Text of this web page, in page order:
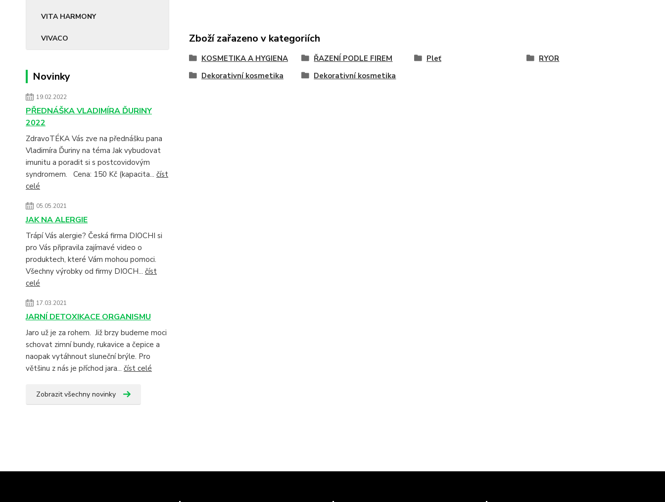
VITA HARMONY
VIVACO
Novinky
19.02.2022
PŘEDNÁŠKA VLADIMÍRA ĎURINY
2022
ZdravoTÉKA Vás zve na přednášku pana
Vladimíra Ďuriny na téma Jak vybudovat
imunitu a poradit si s postcovidovým
syndromem. Cena: 150 Kč (kapacita... číst
celé
05.05.2021
JAK NA ALERGIE
Trápí Vás alergie? Česká firma DIOCHI si
pro Vás připravila zajímavé video o
produktech, které Vám mohou pomoci.
Všechny výrobky od firmy DIOCH... číst
celé
17.03.2021
JARNÍ DETOXIKACE ORGANISMU
Jaro už je za rohem. Již brzy budeme moci
schovat zimní bundy, rukavice a čepice a
naopak vytáhnout sluneční brýle. Pro
většinu z nás je příchod jara... číst celé
Zobrazit všechny novinky
Zboží zařazeno v kategoriích
KOSMETIKA A HYGIENA ŘAZENÍ PODLE FIREM Pleť
RYOR
Dekorativní kosmetika
Dekorativní kosmetika